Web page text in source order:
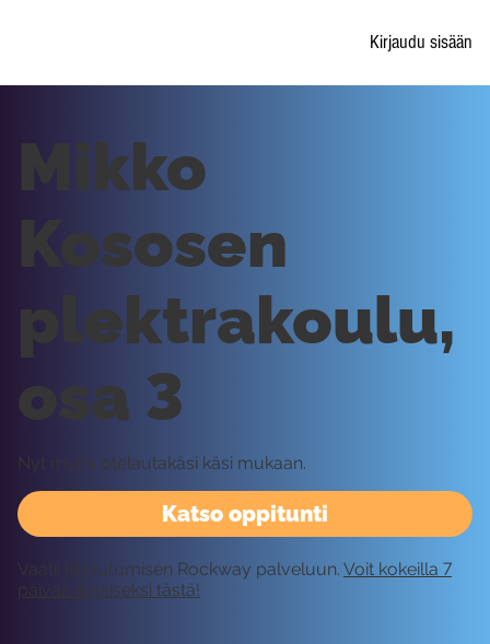
Kirjaudu sisään
Katso oppitunti
Mikko
Kososen
plektrakoulu,
osa 3
Nyt myös otelautakäsi käsi mukaan.
Vaatii kirjautumisen Rockway palveluun. Voit kokeilla 7
päivää ilmaiseksi tästä!